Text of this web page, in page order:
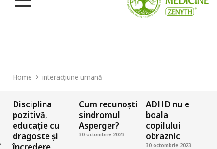
Home interacțiune umană
Disciplina
pozitivă,
educație cu
dragoste și
Cum recunoști
sindromul
Asperger?
30 octombrie 2023
ADHD nu e
boala
copilului
obraznic
30 octombrie 2023